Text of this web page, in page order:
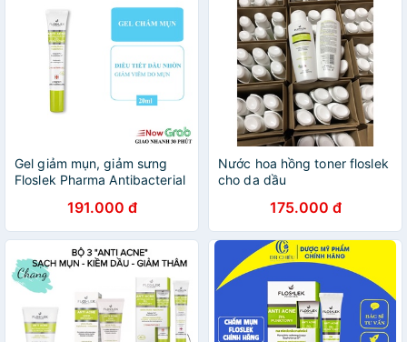
Gel giảm mụn, giảm sưng
Floslek Pharma Antibacterial
191.000 đ
Nước hoa hồng toner floslek
cho da dầu
175.000 đ